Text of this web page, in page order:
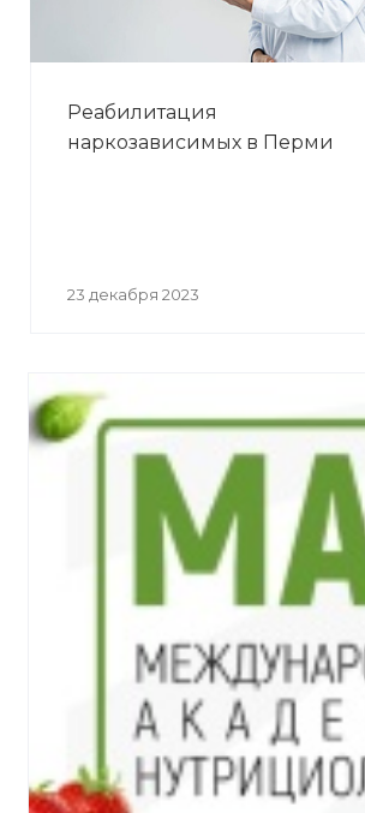
Реабилитация
наркозависимых в Перми
23 декабря 2023